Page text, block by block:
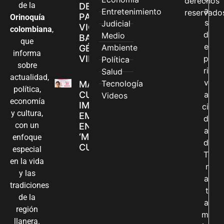
de la
Orinoquía
colombiana,
que
informa
sobre
actualidad,
política,
economía
y cultura,
con un
enfoque
especial
en la vida
y las
tradiciones
de la
región
llanera.
DE ATENCIÓN
PARA
VIOLENCIAS
BASADAS EN
GÉNERO EN
VILLAVICENCIO
MADRES
CUIDADORAS
IMPULSAN SUS
EMPRENDIMIENTOS
EN LA FERIA
‘MANOS QUE
CUIDAN Y CREAN’
Entretenimiento
Judicial
Medio
Ambiente
Política
Salud
Tecnología
Videos
a
s
d
e
p
ri
v
a
ci
d
a
d
T
r
a
t
a
m